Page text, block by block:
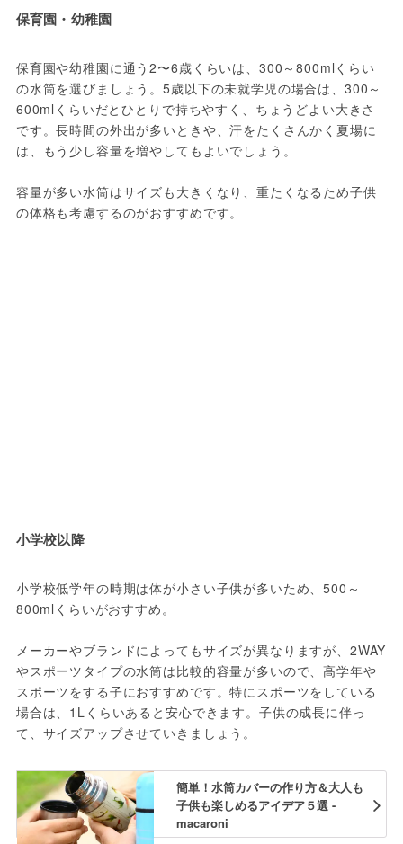
保育園・幼稚園
保育園や幼稚園に通う2〜6歳くらいは、300～800mlくらい
の水筒を選びましょう。5歳以下の未就学児の場合は、300～
600mlくらいだとひとりで持ちやすく、ちょうどよい大きさ
です。長時間の外出が多いときや、汗をたくさんかく夏場に
は、もう少し容量を増やしてもよいでしょう。
容量が多い水筒はサイズも大きくなり、重たくなるため子供
の体格も考慮するのがおすすめです。
小学校以降
小学校低学年の時期は体が小さい子供が多いため、500～
800mlくらいがおすすめ。
メーカーやブランドによってもサイズが異なりますが、2WAY
やスポーツタイプの水筒は比較的容量が多いので、高学年や
スポーツをする子におすすめです。特にスポーツをしている
場合は、1Lくらいあると安心できます。子供の成長に伴っ
て、サイズアップさせていきましょう。
簡単！水筒カバーの作り方＆大人も
子供も楽しめるアイデア５選 -
macaroni